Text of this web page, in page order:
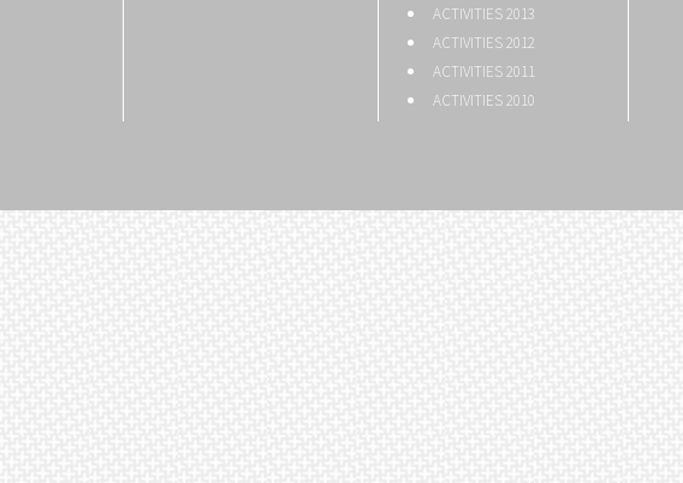
ACTIVITIES 2013
ACTIVITIES 2012
ACTIVITIES 2011
ACTIVITIES 2010